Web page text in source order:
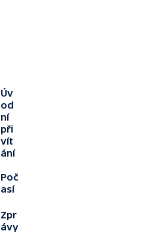
Úv
od
ní
při
vít
ání
Poč
así
Zpr
ávy